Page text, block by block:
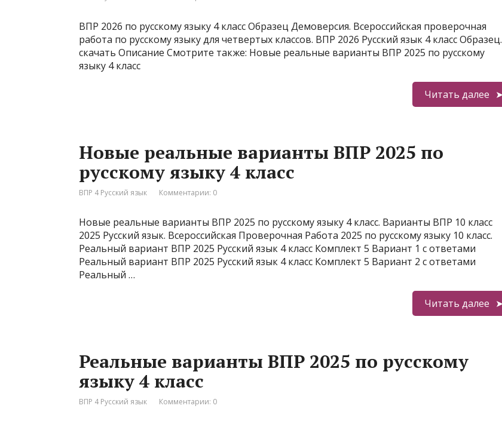
ВПР 2026 по русскому языку 4 класс Образец Демоверсия. Всероссийская проверочная
работа по русскому языку для четвертых классов. ВПР 2026 Русский язык 4 класс Образец.
скачать Описание Смотрите также: Новые реальные варианты ВПР 2025 по русскому
языку 4 класс
Читать далее
Новые реальные варианты ВПР 2025 по
русскому языку 4 класс
ВПР 4 Русский язык Комментарии: 0
Новые реальные варианты ВПР 2025 по русскому языку 4 класс. Варианты ВПР 10 класс
2025 Русский язык. Всероссийская Проверочная Работа 2025 по русскому языку 10 класс.
Реальный вариант ВПР 2025 Русский язык 4 класс Комплект 5 Вариант 1 с ответами
Реальный вариант ВПР 2025 Русский язык 4 класс Комплект 5 Вариант 2 с ответами
Реальный …
Читать далее
Реальные варианты ВПР 2025 по русскому
языку 4 класс
ВПР 4 Русский язык Комментарии: 0